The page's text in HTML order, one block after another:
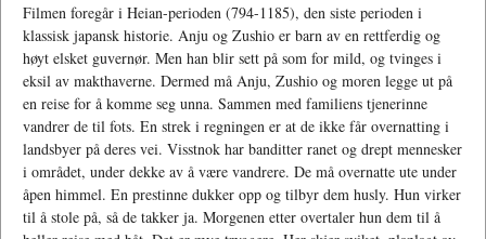
Filmen foregår i Heian-perioden (794-1185), den siste perioden i
klassisk japansk historie. Anju og Zushio er barn av en rettferdig og
høyt elsket guvernør. Men han blir sett på som for mild, og tvinges i
eksil av makthaverne. Dermed må Anju, Zushio og moren legge ut på
en reise for å komme seg unna. Sammen med familiens tjenerinne
vandrer de til fots. En strek i regningen er at de ikke får overnatting i
landsbyer på deres vei. Visstnok har banditter ranet og drept mennesker
i området, under dekke av å være vandrere. De må overnatte ute under
åpen himmel. En prestinne dukker opp og tilbyr dem husly. Hun virker
til å stole på, så de takker ja. Morgenen etter overtaler hun dem til å